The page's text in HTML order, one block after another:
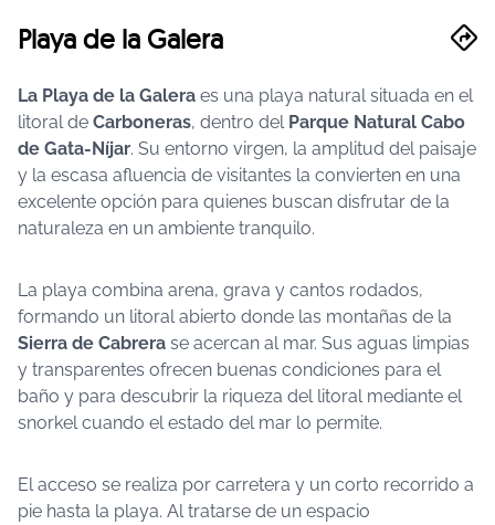
Playa de la Galera
La Playa de la Galera es una playa natural situada en el
litoral de Carboneras, dentro del Parque Natural Cabo
de Gata-Níjar. Su entorno virgen, la amplitud del paisaje
y la escasa afluencia de visitantes la convierten en una
excelente opción para quienes buscan disfrutar de la
naturaleza en un ambiente tranquilo.
La playa combina arena, grava y cantos rodados,
formando un litoral abierto donde las montañas de la
Sierra de Cabrera se acercan al mar. Sus aguas limpias
y transparentes ofrecen buenas condiciones para el
baño y para descubrir la riqueza del litoral mediante el
snorkel cuando el estado del mar lo permite.
El acceso se realiza por carretera y un corto recorrido a
pie hasta la playa. Al tratarse de un espacio